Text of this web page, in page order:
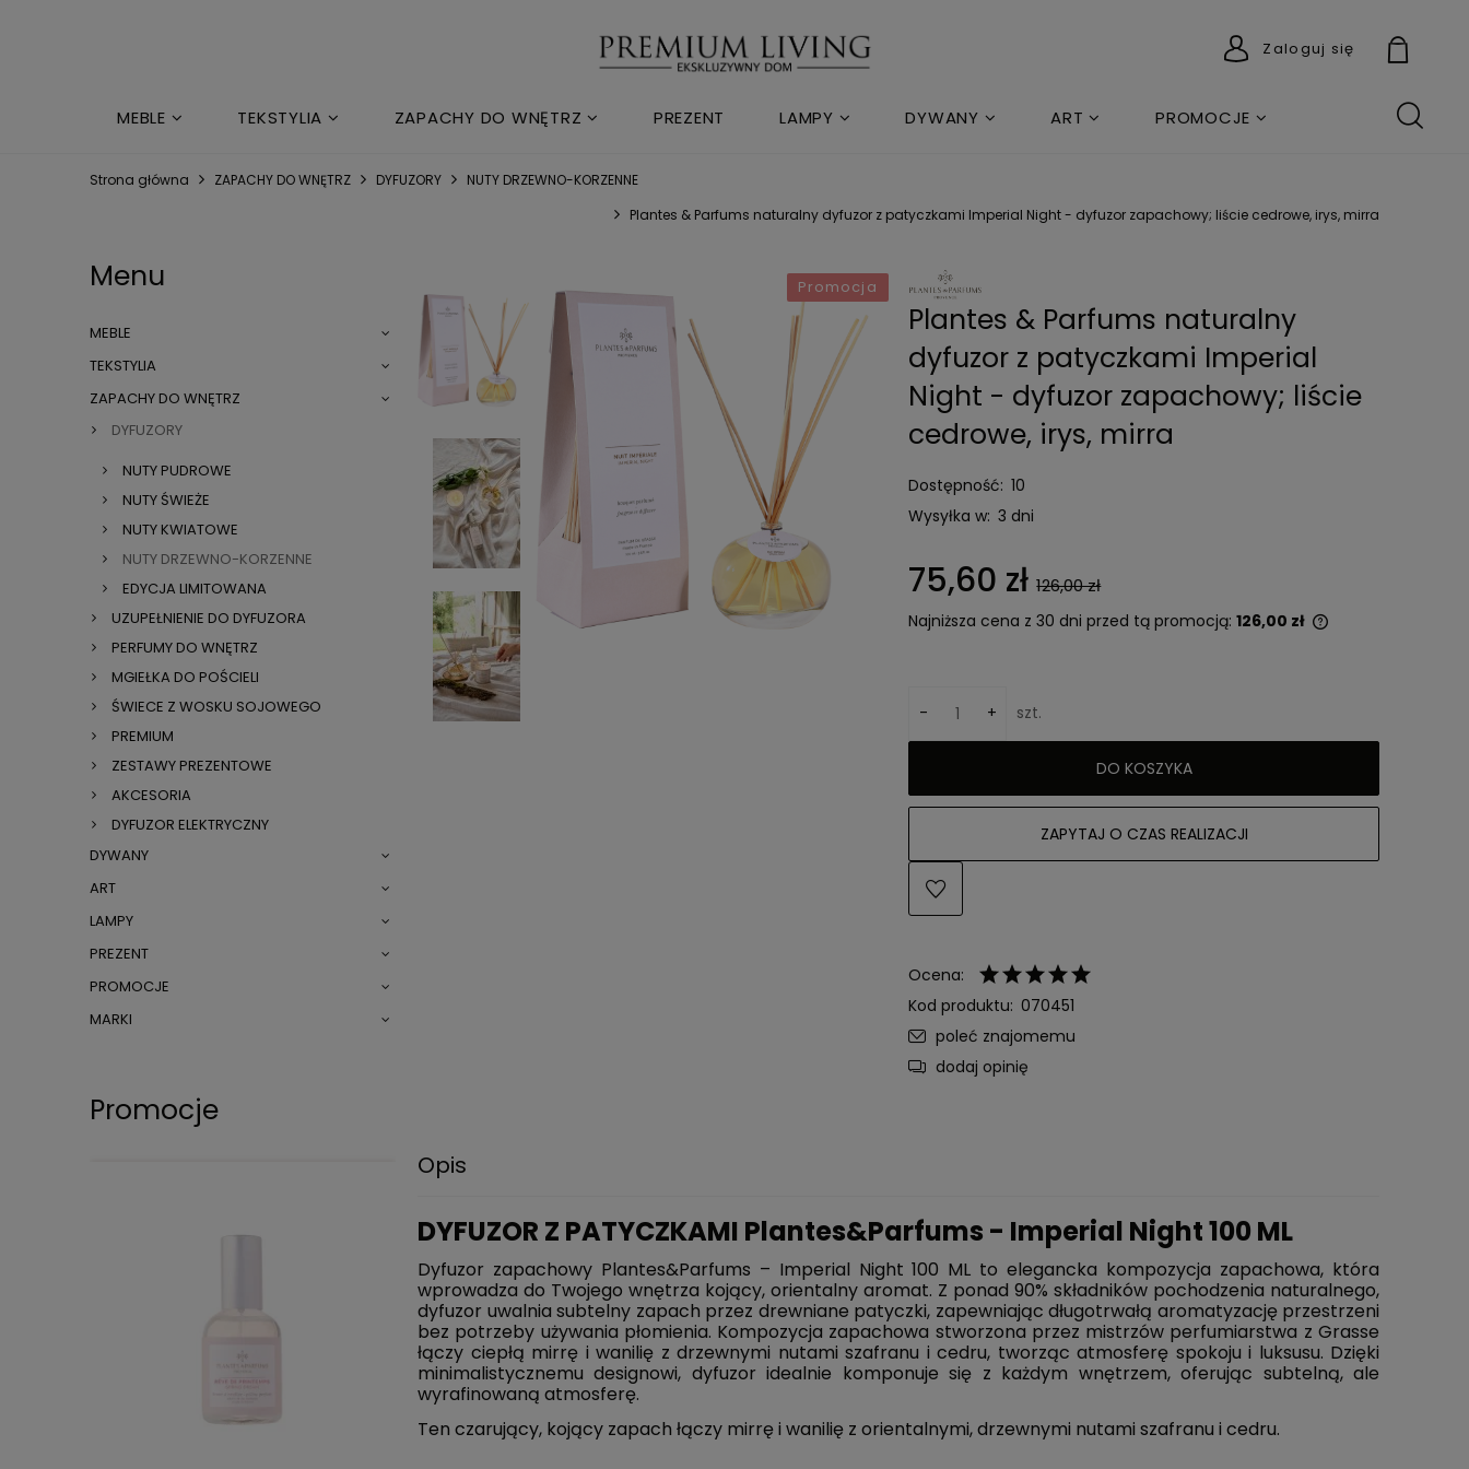
Zaloguj się
MEBLE TEKSTYLIA ZAPACHY DO WNĘTRZ PREZENT LAMPY DYWANY ART PROMOCJE
MARKI
Strona główna ZAPACHY DO WNĘTRZ DYFUZORY
NUTY DRZEWNO-KORZENNE
Plantes & Parfums naturalny dyfuzor z patyczkami Imperial Night - dyfuzor zapachowy; liście cedrowe, irys, mirra
Menu
MEBLE
TEKSTYLIA
ZAPACHY DO WNĘTRZ
DYFUZORY
NUTY PUDROWE
NUTY ŚWIEŻE
NUTY KWIATOWE
NUTY DRZEWNO-KORZENNE
EDYCJA LIMITOWANA
UZUPEŁNIENIE DO DYFUZORA
PERFUMY DO WNĘTRZ
MGIEŁKA DO POŚCIELI
ŚWIECE Z WOSKU SOJOWEGO
PREMIUM
ZESTAWY PREZENTOWE
AKCESORIA
DYFUZOR ELEKTRYCZNY
DYWANY
ART
LAMPY
PREZENT
PROMOCJE
MARKI
Promocje
DO KOSZYKA DO KOSZYKA DO KOSZYKA
Plantes & Parfums naturalny
dyfuzor z patyczkami Imperial
Night - dyfuzor zapachowy; liście
cedrowe, irys, mirra
Promocja
Dostępność: 10
Wysyłka w: 3 dni
75,60 zł 126,00 zł
Najniższa cena z 30 dni przed tą promocją:126,00 zł
cena od momentu, kiedy produkt
- + szt.
DO KOSZYKA
ZAPYTAJ O CZAS REALIZACJI
Ocena:
Kod produktu: 070451
poleć znajomemu
dodaj opinię
Opis
DYFUZOR Z PATYCZKAMI Plantes&Parfums - Imperial Night 100 ML
Dyfuzor zapachowy Plantes&Parfums – Imperial Night 100 ML to elegancka kompozycja zapachowa, która
wprowadza do Twojego wnętrza kojący, orientalny aromat. Z ponad 90% składników pochodzenia naturalnego,
dyfuzor uwalnia subtelny zapach przez drewniane patyczki, zapewniając długotrwałą aromatyzację przestrzeni
bez potrzeby używania płomienia. Kompozycja zapachowa stworzona przez mistrzów perfumiarstwa z Grasse
łączy ciepłą mirrę i wanilię z drzewnymi nutami szafranu i cedru, tworząc atmosferę spokoju i luksusu. Dzięki
minimalistycznemu designowi, dyfuzor idealnie komponuje się z każdym wnętrzem, oferując subtelną, ale
wyrafinowaną atmosferę.
Ten czarujący, kojący zapach łączy mirrę i wanilię z orientalnymi, drzewnymi nutami szafranu i cedru.